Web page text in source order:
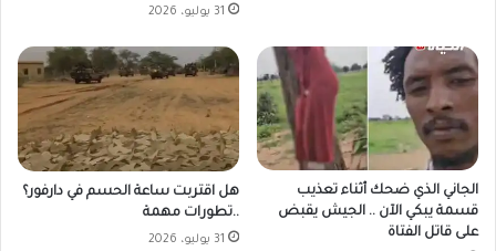
31 يوليو، 2026
الجاني الذي ضحك أثناء تعذيب
قسمة يبكي الآن .. الجيش يقبض
على قاتل الفتاة
هل اقتربت ساعة الحسم في دارفور؟
..تطورات مهمة
31 يوليو، 2026